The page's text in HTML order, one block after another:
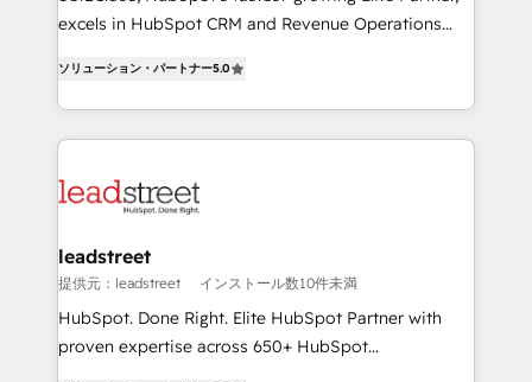
delivered through our proprietary FLAIR framework
Partner and ISO 27001:2022 certified consultancy,
we blend strategy, creativity, and technology to help
excels in HubSpot CRM and Revenue Operations
As a top HubSpot Elite Partner, we specialize in
custom HubSpot CRM solutions. Our experts design,
implement, and optimize systems to enhance user
marketing, and service teams. From setup to
management, and speed up deal closures. With 500+
projects completed, our Agile approach ensures your
HubSpot CRM drives measurable results. Our
RevOps services align your sales, marketing, and
ソリューション・パートナー5.0
leadstreet
提供元：leadstreet インストール数10件未満
HubSpot. Done Right. Elite HubSpot Partner with
proven expertise across 650+ HubSpot